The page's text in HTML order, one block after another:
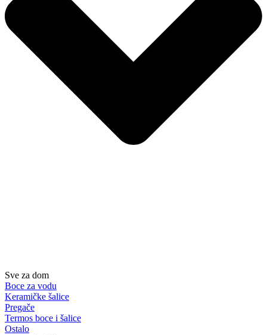
Sve za dom
Boce za vodu
Keramičke šalice
Pregače
Termos boce i šalice
Ostalo